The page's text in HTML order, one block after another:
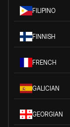
FILIPINO
FINNISH
FRENCH
GALICIAN
GEORGIAN